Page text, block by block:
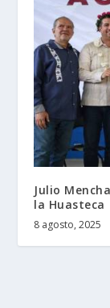
Julio
la Huasteca
8 agosto, 2025